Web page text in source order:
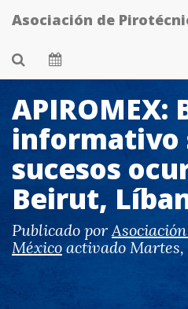
Skip
to
main
content
Asociación de
APIROMEX:
informativo
sucesos
Beirut,
Publicado por
México activado Martes,